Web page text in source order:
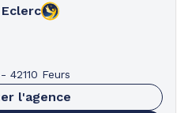
Eclerc
- 42110 Feurs
l'agence